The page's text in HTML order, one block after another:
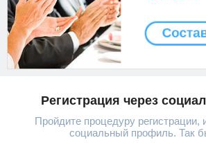
Регистрация через
Пройдите процедуру регистрации,
социальный профиль. Так